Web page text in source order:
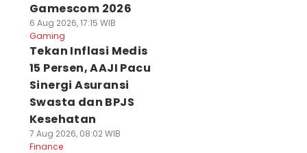
Gamescom 2026
6 Aug 2026, 17:15 WIB
Gaming
Tekan Inflasi Medis
15 Persen, AAJI Pacu
Sinergi Asuransi
Swasta dan BPJS
Kesehatan
7 Aug 2026, 08:02 WIB
Finance